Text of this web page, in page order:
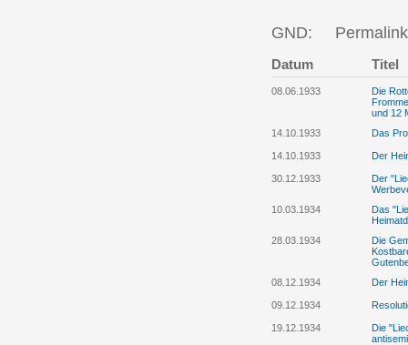
GND:
Datum Titel
08.06.1933
Die
und 12
14.10.1933
Das
14.10.1933 Der
30.12.1933
Der
10.03.1934
Das
28.03.1934
Die
08.12.1934
Der
09.12.1934
19.12.1934
Die